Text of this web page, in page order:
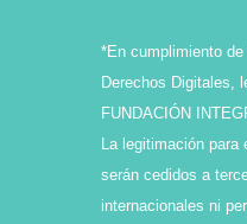
*En cumplimiento
Derechos Digitales,
FUNDACIÓN
La legitimación para
serán cedidos a
internacionales ni